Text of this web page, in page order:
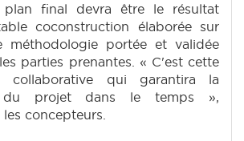
plan final devra être le résultat
coconstruction élaborée sur
méthodologie portée et validée
parties prenantes. « C'est cette
collaborative qui garantira la
du projet dans le temps »,
concepteurs.